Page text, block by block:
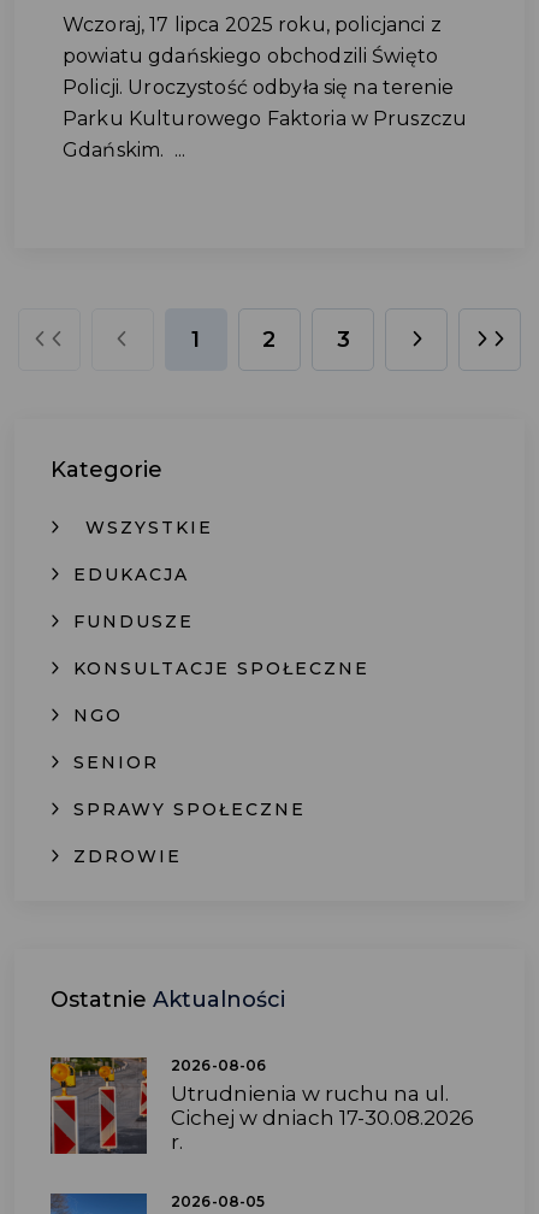
Wczoraj, 17 lipca 2025 roku, policjanci z
powiatu gdańskiego obchodzili Święto
Policji. Uroczystość odbyła się na terenie
Parku Kulturowego Faktoria w Pruszczu
Gdańskim. ...
1 2 3
Kategorie
WSZYSTKIE
EDUKACJA
FUNDUSZE
KONSULTACJE SPOŁECZNE
NGO
SENIOR
SPRAWY SPOŁECZNE
ZDROWIE
Ostatnie Aktualności
2026-08-06
Utrudnienia w ruchu na ul.
Cichej w dniach 17-30.08.2026
r.
2026-08-05